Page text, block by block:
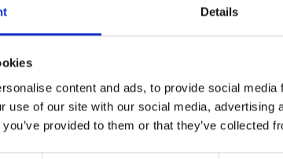
Details
content and ads, to provide social
use of our site with our social media,
provided to them or that they’ve collected
mm (rubber)